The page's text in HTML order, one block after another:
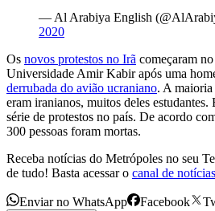
— Al Arabiya English
2020
Os novos protestos no Irã começaram
Universidade Amir Kabir após uma
derrubada do avião ucraniano. A maioria
eram iranianos, muitos deles
série de protestos no país. De acordo
300 pessoas foram mortas.
Receba notícias do Metrópoles no seu
de tudo! Basta acessar o canal de
Enviar no WhatsApp Facebook